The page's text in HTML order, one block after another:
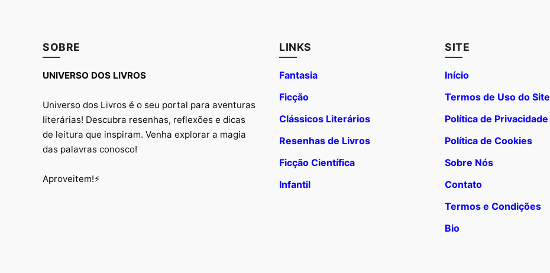
SOBRE
UNIVERSO DOS LIVROS
Universo dos Livros é o seu portal para aventuras
literárias! Descubra resenhas, reflexões e dicas
de leitura que inspiram. Venha explorar a magia
das palavras conosco!
Aproveitem!⚡
LINKS
Fantasia
Ficção
Clássicos Literários
Resenhas de Livros
Ficção Científica
Infantil
SITE
Início
Termos de Uso do Site
Política de Privacidade
Política de Cookies
Sobre Nós
Contato
Termos e Condições
Bio